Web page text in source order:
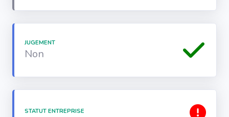
JUGEMENT
Non
STATUT ENTREPRISE